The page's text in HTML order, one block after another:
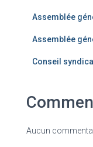
Assemblée
Assemblée
Conseil syndical
Aucun